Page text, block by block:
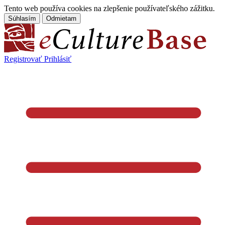
Tento web používa cookies na zlepšenie používateľského zážitku.
Súhlasím Odmietam
Registrovať Prihlásiť